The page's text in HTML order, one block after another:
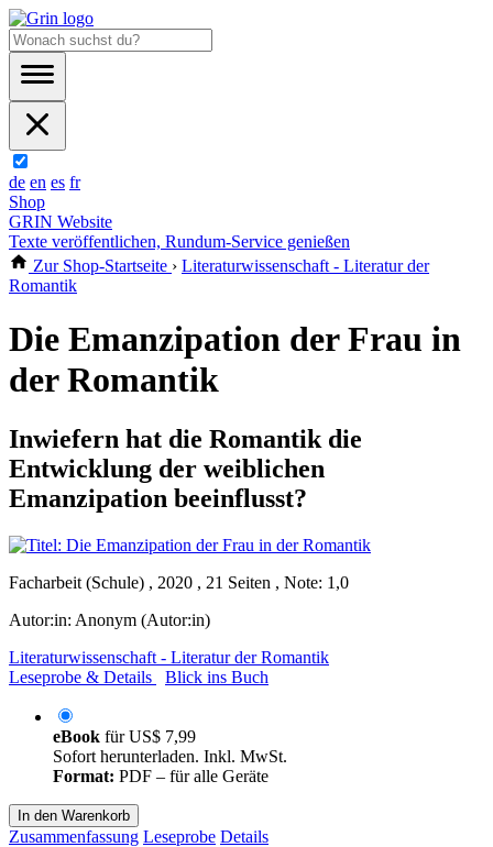
de en es fr
Shop
GRIN Website
Texte veröffentlichen, Rundum-Service genießen
Zur Shop-Startseite › Literaturwissenschaft - Literatur der
Romantik
Die Emanzipation der Frau in
der Romantik
Inwiefern hat die Romantik die
Entwicklung der weiblichen
Emanzipation beeinflusst?
Facharbeit (Schule) , 2020 , 21 Seiten , Note: 1,0
Autor:in: Anonym (Autor:in)
Literaturwissenschaft - Literatur der Romantik
Leseprobe & Details
Blick ins Buch
eBook fürUS$ 7,99
Sofort herunterladen. Inkl. MwSt.
Format: PDF – für alle Geräte
In den Warenkorb
Zusammenfassung Leseprobe Details